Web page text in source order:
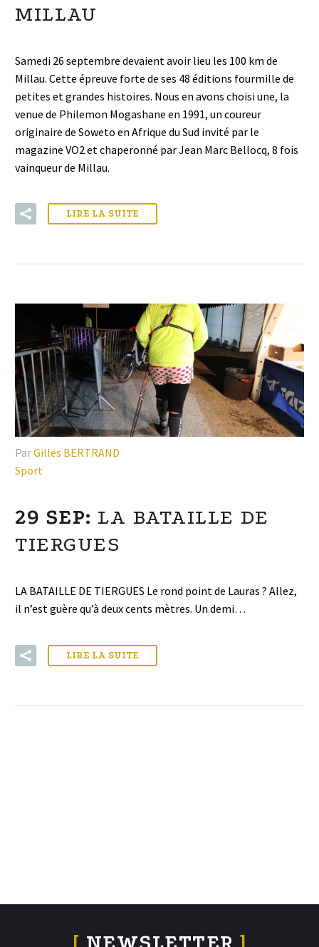
MILLAU
Samedi 26 septembre devaient avoir lieu les 100 km de
Millau. Cette épreuve forte de ses 48 éditions fourmille de
petites et grandes histoires. Nous en avons choisi une, la
venue de Philemon Mogashane en 1991, un coureur
originaire de Soweto en Afrique du Sud invité par le
magazine VO2 et chaperonné par Jean Marc Bellocq, 8 fois
vainqueur de Millau.
LIRE LA SUITE
ParGilles BERTRAND
Sport
29 SEP: LA BATAILLE DE
TIERGUES
LA BATAILLE DE TIERGUES Le rond point de Lauras ? Allez,
il n’est guère qu’à deux cents mètres. Un demi…
LIRE LA SUITE